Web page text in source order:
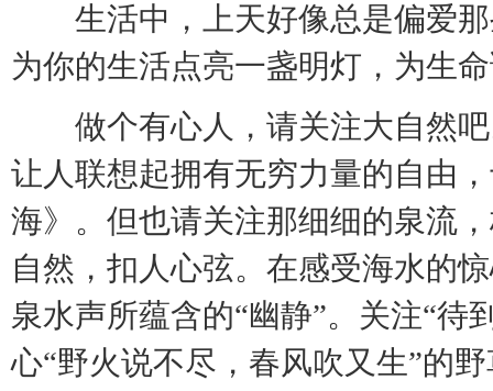
生活中，上天好像总是偏爱
为你的生活点亮一盏明灯，为
做个有心人，请关注大自然
让人联想起拥有无穷力量的自由
海》。但也请关注那细细的泉流
自然，扣人心弦。在感受海水的
泉水声所蕴含的“幽静”。关注“待
心“野火说不尽，春风吹又生”的